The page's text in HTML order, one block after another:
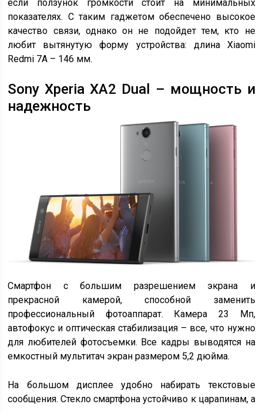
если ползунок громкости стоит на минимальных
показателях. С таким гаджетом обеспечено высокое
качество связи, однако он не подойдет тем, кто не
любит вытянутую форму устройства: длина Xiaomi
Redmi 7A – 146 мм.
Sony Xperia XA2 Dual – мощность и
надежность
Смартфон с большим разрешением экрана и
прекрасной камерой, способной заменить
профессиональный фотоаппарат. Камера 23 Мп,
автофокус и оптическая стабилизация – все, что нужно
для любителей фотосъемки. Все кадры выводятся на
емкостный мультитач экран размером 5,2 дюйма.
На большом дисплее удобно набирать текстовые
сообщения. Стекло смартфона устойчиво к царапинам, а